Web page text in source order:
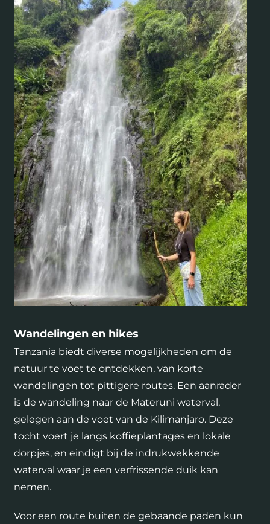
Wandelingen en hikes
Tanzania biedt diverse mogelijkheden om de
natuur te voet te ontdekken, van korte
wandelingen tot pittigere routes. Een aanrader
is de wandeling naar de Materuni waterval,
gelegen aan de voet van de Kilimanjaro. Deze
tocht voert je langs koffieplantages en lokale
dorpjes, en eindigt bij de indrukwekkende
waterval waar je een verfrissende duik kan
nemen.
Voor een route buiten de gebaande paden kun